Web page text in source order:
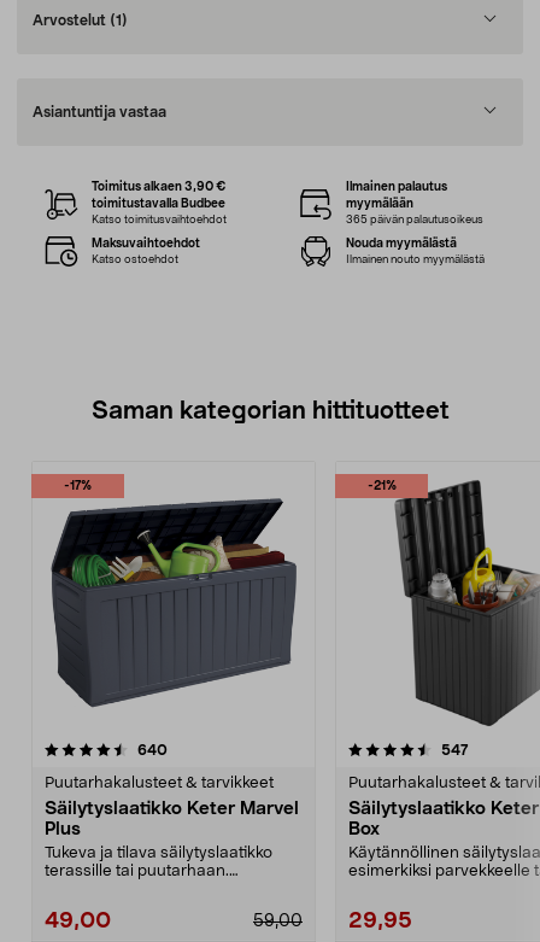
Arvostelut (1)
Asiantuntija vastaa
Toimitus alkaen 3,90 €
toimitustavalla Budbee
Katso toimitusvaihtoehdot
Ilmainen palautus
myymälään
365 päivän palautusoikeus
Maksuvaihtoehdot
Katso ostoehdot
Nouda myymälästä
Ilmainen nouto myymälästä
Saman kategorian hittituotteet
-17%
640arvostelut
Puutarhakalusteet & tarvikkeet
Säilytyslaatikko Keter Marvel
Plus
Tukeva ja tilava säilytyslaatikko
terassille tai puutarhaan.
49,00 59,00
-21%
4.5 viidestä
547arvostelut
Puutarhakalusteet &
Säilytyslaatikko
Box
Käytännöllinen
esimerkiksi parvekkeelle
29,95
4.5 viidestä